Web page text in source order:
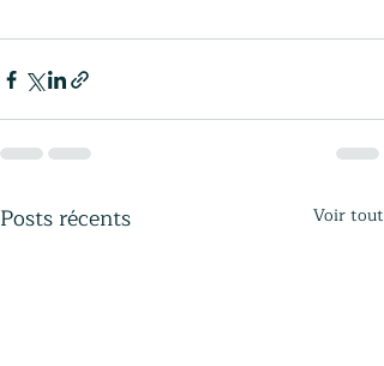
Posts récents Voir tout